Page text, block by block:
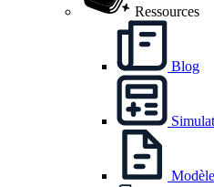
Ressources
Blog